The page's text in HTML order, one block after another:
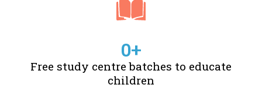
Free study centre batches to educate
children
0+